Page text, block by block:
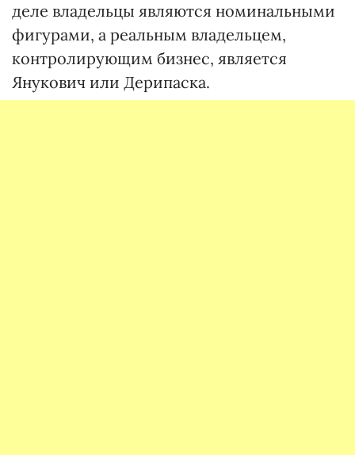
деле владельцы являются номинальными
фигурами, а реальным владельцем,
контролирующим бизнес, является
Янукович или Дерипаска.